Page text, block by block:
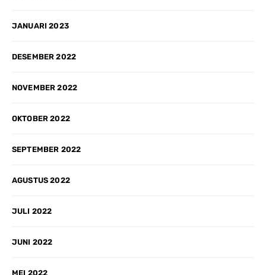
JANUARI 2023
DESEMBER 2022
NOVEMBER 2022
OKTOBER 2022
SEPTEMBER 2022
AGUSTUS 2022
JULI 2022
JUNI 2022
MEI 2022